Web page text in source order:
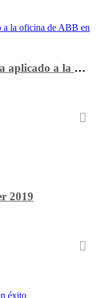
Caudalímetro de turbina Supmea aplicado a la oficina de ABB en Jiangsu
2019